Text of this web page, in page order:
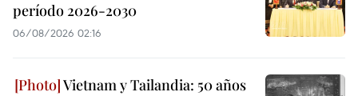
período 2026-2030
06/08/2026 02:16
Vietnam y Tailandia: 50 años